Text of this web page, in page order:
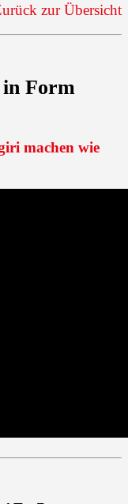
zur Übersicht
Form
machen wie